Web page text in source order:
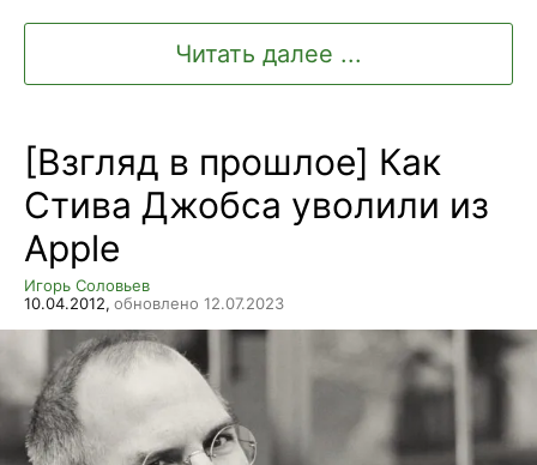
Читать далее ...
[Взгляд в прошлое] Как
Стива Джобса уволили из
Apple
Игорь Соловьев
10.04.2012, обновлено 12.07.2023